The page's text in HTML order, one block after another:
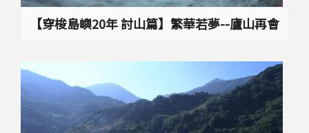
【穿梭島嶼20年 討山篇】繁華若夢--廬山再會